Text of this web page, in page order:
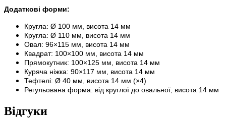
Додаткові форми:
Кругла: Ø 100 мм, висота 14 мм
Кругла: Ø 110 мм, висота 14 мм
Овал: 96×115 мм, висота 14 мм
Квадрат: 100×100 мм, висота 14 мм
Прямокутник: 100×125 мм, висота 14 мм
Куряча ніжка: 90×117 мм, висота 14 мм
Тефтелі: Ø 40 мм, висота 14 мм (×4)
Регульована форма: від круглої до овальної, висота 14 мм
Відгуки